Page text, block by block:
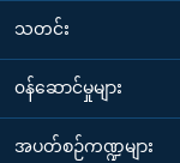
သတင်း
၀န်ဆောင်မှုများ
အပတ်စဉ်ကဏ္ဍများ